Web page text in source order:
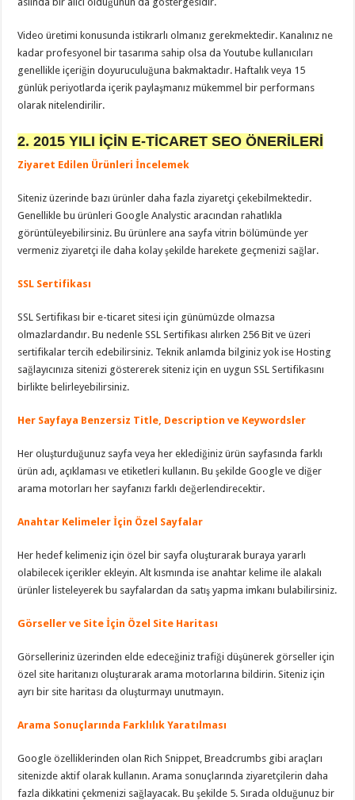
Video üretimi konusunda istikrarlı olmanız gerekmektedir. Kanalınız ne
kadar profesyonel bir tasarıma sahip olsa da Youtube kullanıcıları
genellikle içeriğin doyuruculuğuna bakmaktadır. Haftalık veya 15
günlük periyotlarda içerik paylaşmanız mükemmel bir performans
olarak nitelendirilir.
2. 2015 YILI İÇİN E-TİCARET SEO ÖNERİLERİ
Ziyaret Edilen Ürünleri İncelemek
Siteniz üzerinde bazı ürünler daha fazla ziyaretçi çekebilmektedir.
Genellikle bu ürünleri Google Analystic aracından rahatlıkla
görüntüleyebilirsiniz. Bu ürünlere ana sayfa vitrin bölümünde yer
vermeniz ziyaretçi ile daha kolay şekilde harekete geçmenizi sağlar.
SSL Sertifikası
SSL Sertifikası bir e-ticaret sitesi için günümüzde olmazsa
olmazlardandır. Bu nedenle SSL Sertifikası alırken 256 Bit ve üzeri
sertifikalar tercih edebilirsiniz. Teknik anlamda bilginiz yok ise Hosting
sağlayıcınıza sitenizi göstererek siteniz için en uygun SSL Sertifikasını
birlikte belirleyebilirsiniz.
Her Sayfaya Benzersiz Title, Description ve Keywordsler
Her oluşturduğunuz sayfa veya her eklediğiniz ürün sayfasında farklı
ürün adı, açıklaması ve etiketleri kullanın. Bu şekilde Google ve diğer
arama motorları her sayfanızı farklı değerlendirecektir.
Anahtar Kelimeler İçin Özel Sayfalar
Her hedef kelimeniz için özel bir sayfa oluşturarak buraya yararlı
olabilecek içerikler ekleyin. Alt kısmında ise anahtar kelime ile alakalı
ürünler listeleyerek bu sayfalardan da satış yapma imkanı bulabilirsiniz.
Görseller ve Site İçin Özel Site Haritası
Görselleriniz üzerinden elde edeceğiniz trafiği düşünerek görseller için
özel site haritanızı oluşturarak arama motorlarına bildirin. Siteniz için
ayrı bir site haritası da oluşturmayı unutmayın.
Arama Sonuçlarında Farklılık Yaratılması
Google özelliklerinden olan Rich Snippet, Breadcrumbs gibi araçları
sitenizde aktif olarak kullanın. Arama sonuçlarında ziyaretçilerin daha
fazla dikkatini çekmenizi sağlayacak. Bu şekilde 5. Sırada olduğunuz bir